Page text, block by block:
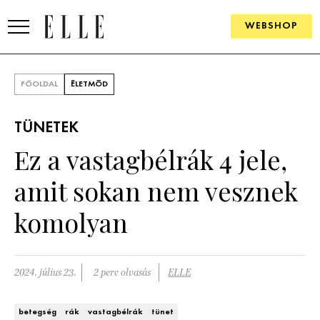
WEBSHOP
SZÉPSÉG
ÉLETMÓD
PÁRKAPCSOLAT
FŐOLDAL ÉLETMÓD
TÜNETEK
Ez a vastagbélrák 4 jele,
amit sokan nem vesznek
komolyan
2024. július 23. 2 perc olvasás ELLE
betegség rák vastagbélrák tünet